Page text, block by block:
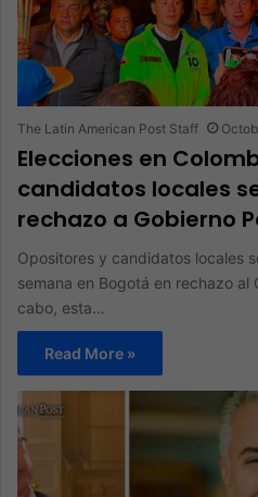
The Latin American Post Staff
Elecciones en
candidatos locales
rechazo a Gobierno
Opositores y candidatos locales
semana en Bogotá en rechazo al
cabo, esta…
Read More »